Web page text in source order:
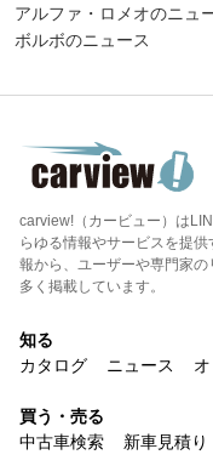
アルファ・ロメオのニュ
ボルボのニュース
carview!（カービュー）は
らゆる情報やサービスを提
報から、ユーザーや専門家
多く掲載しています。
知る
カタログ
ニュース
買う・売る
中古車検索
新車見積り